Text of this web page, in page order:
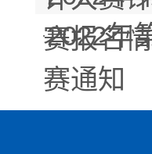
赛报名
2022年
赛通知